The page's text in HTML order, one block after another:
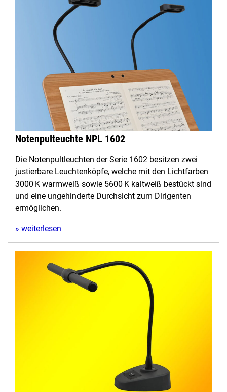
Notenpulteuchte NPL 1602
Die Notenpultleuchten der Serie 1602 besitzen zwei
justierbare Leuchtenköpfe, welche mit den Lichtfarben
3000 K warmweiß sowie 5600 K kaltweiß bestückt sind
und eine ungehinderte Durchsicht zum Dirigenten
ermöglichen.
» weiterlesen